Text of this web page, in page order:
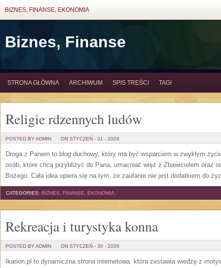
BIZNES, FINANSE, EKONOMIA
Biznes, Finanse
STRONA GŁÓWNA ARCHIWUM SPIS TREŚCI TAGI
Religie rdzennych ludów
POSTED BY ADMIN ON STYCZEŃ - 31 - 2026
Droga z Panem to blog duchowy, który ma być wsparciem w zwykłym
osób, które chcą przybliżyć do Pana, umacniać więź z Zbawicielem oraz
Bożego. Cała idea opiera się na tym, że zaufanie nie jest dodatkiem do
CATEGORIES: BIZNES, FINANSE, EKONOMIA
Rekreacja i turystyka konna
POSTED BY ADMIN ON STYCZEŃ - 30 - 2026
Ikarion.pl to dynamiczna strona internetowa, która zestawia wiedzę z